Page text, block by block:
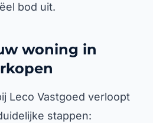
bod uit.
woning in
Leco Vastgoed verloopt
stappen: